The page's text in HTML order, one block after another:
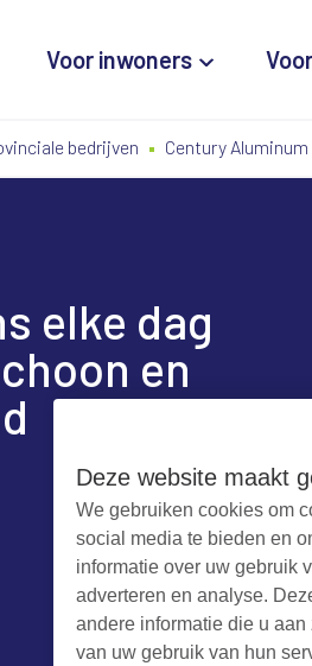
Deze website maakt
We gebruiken cookies om
social media te bieden en
informatie over uw gebruik
adverteren en analyse.
andere informatie die u
van uw gebruik van hun
Voor inwoners
bedrijven Century
elke dag
en